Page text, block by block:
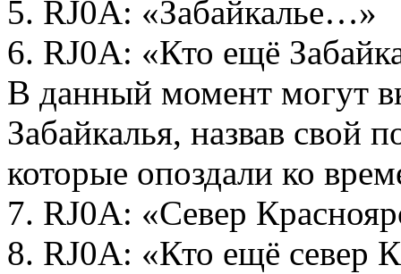
5. RJ0A: «Забайкалье…»
6. RJ0A: «Кто ещё
В данный момент могут
Забайкалья, назвав свой
которые опоздали ко
7. RJ0A: «Север
8. RJ0A: «Кто ещё север